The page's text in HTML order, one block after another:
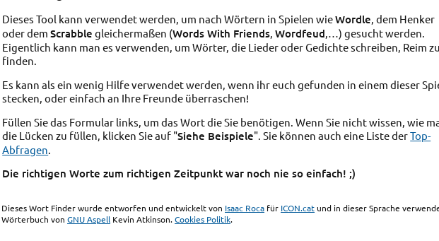
Dieses Tool kann verwendet werden, um nach Wörtern in Spielen wieWordle, dem Henker
oder demScrabble gleichermaßen (Words With Friends,Wordfeud,…) gesucht werden.
Eigentlich kann man es verwenden, um Wörter, die Lieder oder Gedichte schreiben, Reim zu
finden.
Es kann als ein wenig Hilfe verwendet werden, wenn ihr euch gefunden in einem dieser
stecken, oder einfach an Ihre Freunde überraschen!
Füllen Sie das Formular links, um das Wort die Sie benötigen. Wenn Sie nicht wissen, wie
die Lücken zu füllen, klicken Sie auf "Siehe Beispiele". Sie können auch eine Liste derTop-
Abfragen
Die richtigen Worte zum richtigen Zeitpunkt war noch nie so einfach! ;)
Dieses Wort Finder wurde entworfen und entwickelt von Isaac Roca für ICON.catund in dieser Sprache
Wörterbuch vonGNU Aspell Kevin Atkinson.Cookies Politik.